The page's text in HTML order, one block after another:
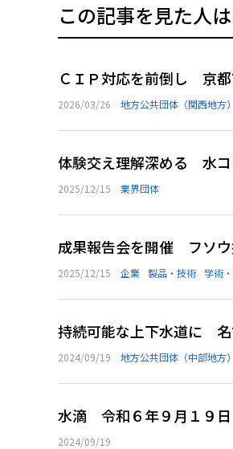
この記事を見た人
ＣＩＰ対応を前倒し 京都
2026/03/26 地方公共団体（関西地方）
体験交え理解深める 水
2025/12/15 業界団体
成果報告会を開催 フソウ
2025/12/15 企業 製品・技術 学術
持続可能な上下水道に
2024/09/19 地方公共団体（中部地方）
水滴 令和６年９月１９日
2024/09/19